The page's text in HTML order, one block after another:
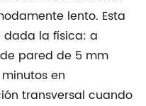
lento. Esta
dada la física: a
pared de 5 mm
en
transversal cuando